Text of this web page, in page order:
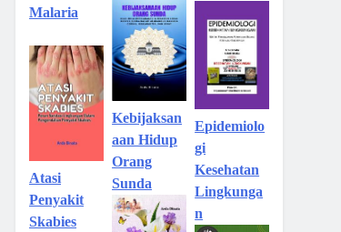
Malaria
Atasi
Penyakit
Skabies
Kebijaksan
aan Hidup
Orang
Sunda
Epidemiolo
gi
Kesehatan
Lingkunga
n